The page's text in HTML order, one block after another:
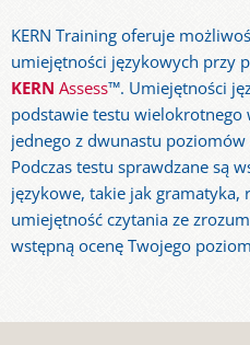
KERN Training oferuje
umiejętności językowych przy
KERN Assess™. Umiejętności
podstawie testu
jednego z dwunastu
Podczas testu sprawdzane są
językowe, takie jak
umiejętność czytania ze
wstępną ocenę Twojego